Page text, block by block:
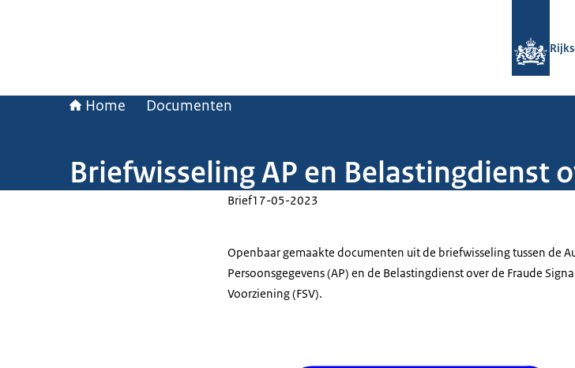
Home Documenten
Briefwisseling AP en Belastingdienst
Brief17-05-2023
Openbaar gemaakte documenten uit de briefwisseling tussen de
Persoonsgegevens (AP) en de Belastingdienst over de Fraude
Voorziening (FSV).